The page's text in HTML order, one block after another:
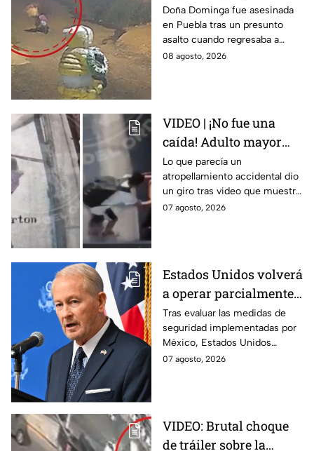
doña Dominga, la
abuelita asesinada tras
asalto en Amozoc,
Puebla
Doña Dominga fue asesinada
en Puebla tras un presunto
asalto cuando regresaba a
casa; familiares y amigos la
08 agosto, 2026
VIDEO | ¡No fue una
caída! Adulto mayor
muere atropellado por
tráiler; joven lo empujó
en Monterrey
Lo que parecía un
atropellamiento accidental dio
un giro tras video que muestra
cómo un joven empujó a
07 agosto, 2026
Estados Unidos volverá
a operar parcialmente
en Michoacán tras
suspensión por
motivos de seguridad
Tras evaluar las medidas de
seguridad implementadas por
México, Estados Unidos
reanudará parcialmente sus
07 agosto, 2026
VIDEO: Brutal choque
de tráiler sobre la